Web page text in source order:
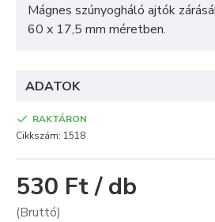
Mágnes szúnyogháló ajtók
60 x 17,5 mm méretben.
ADATOK
530 Ft / db
(Bruttó)
RAKTÁRON
Cikkszám: 1518